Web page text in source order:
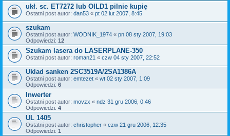
ukł. sc. ET7272 lub OILD1 pilnie kupię
Ostatni post autor: dan53 « pt 02 lut 2007, 8:45
szukam
Ostatni post autor: WODNIK_1974 « pn 08 sty 2007, 19:03
Odpowiedzi: 12
Szukam lasera do LASERPLANE-350
Ostatni post autor: roman21 « czw 04 sty 2007, 22:52
Uklad sanken 2SC3519A/2SA1386A
Ostatni post autor: emtezet « wt 02 sty 2007, 1:09
Odpowiedzi: 6
Inwerter
Ostatni post autor: movzx « ndz 31 gru 2006, 0:46
Odpowiedzi: 4
UL 1405
Ostatni post autor: christopher « czw 21 gru 2006, 12:35
Odpowiedzi: 1